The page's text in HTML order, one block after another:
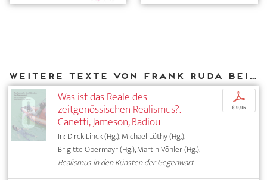
Weitere Texte von Frank Ruda bei DIAPHANES
Was ist das Reale des
zeitgenössischen Realismus?.
Canetti, Jameson, Badiou
In: Dirck Linck (Hg.), Michael Lüthy (Hg.),
Brigitte Obermayr (Hg.), Martin Vöhler (Hg.),
Realismus in den Künsten der Gegenwart
p
€ 9,95